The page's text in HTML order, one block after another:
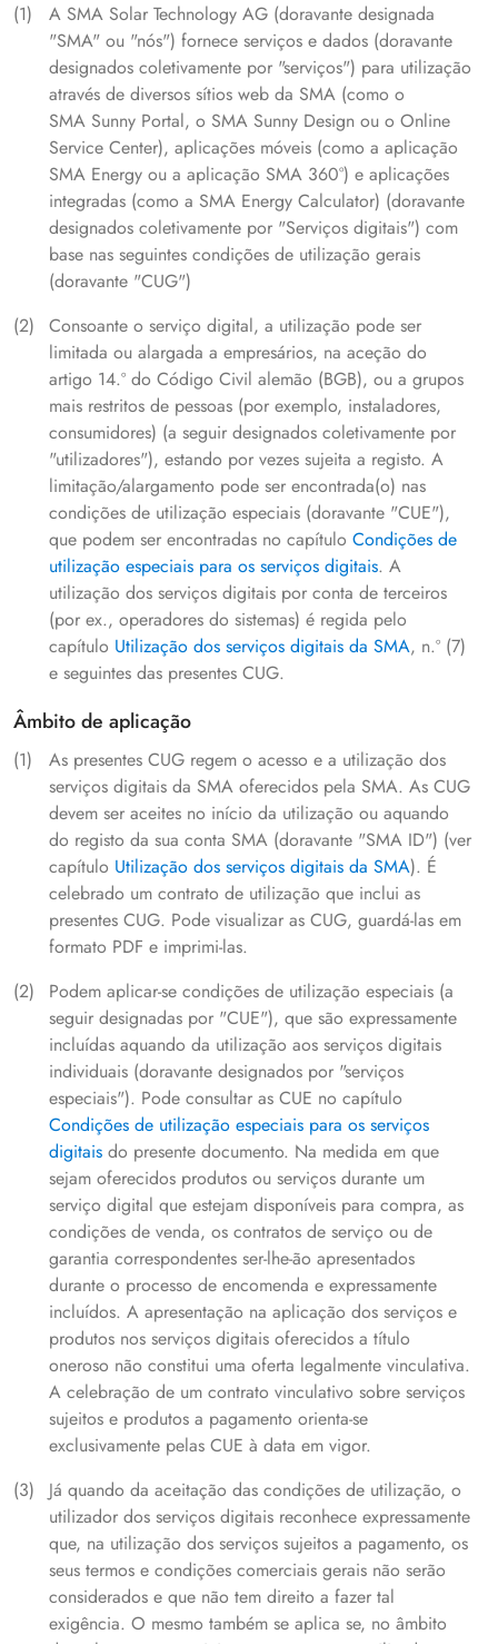
A SMA Solar Technology AG (doravante designada
"SMA" ou "nós") fornece serviços e dados (doravante
designados coletivamente por "serviços") para utilização
através de diversos sítios web da SMA (como o
SMA Sunny Portal, o SMA Sunny Design ou o Online
Service Center), aplicações móveis (como a aplicação
SMA Energy ou a aplicação SMA 360°) e aplicações
integradas (como a SMA Energy Calculator) (doravante
designados coletivamente por "Serviços digitais") com
base nas seguintes condições de utilização gerais
(doravante "CUG")
Consoante o serviço digital, a utilização pode ser
limitada ou alargada a empresários, na aceção do
artigo 14.º do Código Civil alemão (BGB), ou a grupos
mais restritos de pessoas (por exemplo, instaladores,
consumidores) (a seguir designados coletivamente por
"utilizadores"), estando por vezes sujeita a registo. A
limitação/alargamento pode ser encontrada(o) nas
condições de utilização especiais (doravante "CUE"),
que podem ser encontradas no capítulo Condições de
utilização especiais para os serviços digitais. A
utilização dos serviços digitais por conta de terceiros
(por ex., operadores do sistemas) é regida pelo
capítulo Utilização dos serviços digitais da SMA, n.º (7)
e seguintes das presentes CUG.
Âmbito de aplicação
As presentes CUG regem o acesso e a utilização dos
serviços digitais da SMA oferecidos pela SMA. As CUG
devem ser aceites no início da utilização ou aquando
do registo da sua conta SMA (doravante "SMA ID") (ver
capítulo Utilização dos serviços digitais da SMA). É
celebrado um contrato de utilização que inclui as
presentes CUG. Pode visualizar as CUG, guardá-las em
formato PDF e imprimi-las.
Podem aplicar-se condições de utilização especiais (a
seguir designadas por "CUE"), que são expressamente
incluídas aquando da utilização aos serviços digitais
individuais (doravante designados por "serviços
especiais"). Pode consultar as CUE no capítulo
Condições de utilização especiais para os serviços
digitais do presente documento. Na medida em que
sejam oferecidos produtos ou serviços durante um
serviço digital que estejam disponíveis para compra, as
condições de venda, os contratos de serviço ou de
garantia correspondentes ser-lhe-ão apresentados
durante o processo de encomenda e expressamente
incluídos. A apresentação na aplicação dos serviços e
produtos nos serviços digitais oferecidos a título
oneroso não constitui uma oferta legalmente vinculativa.
A celebração de um contrato vinculativo sobre serviços
sujeitos e produtos a pagamento orienta-se
exclusivamente pelas CUE à data em vigor.
Já quando da aceitação das condições de utilização, o
utilizador dos serviços digitais reconhece expressamente
que, na utilização dos serviços sujeitos a pagamento, os
seus termos e condições comerciais gerais não serão
considerados e que não tem direito a fazer tal
exigência. O mesmo também se aplica se, no âmbito